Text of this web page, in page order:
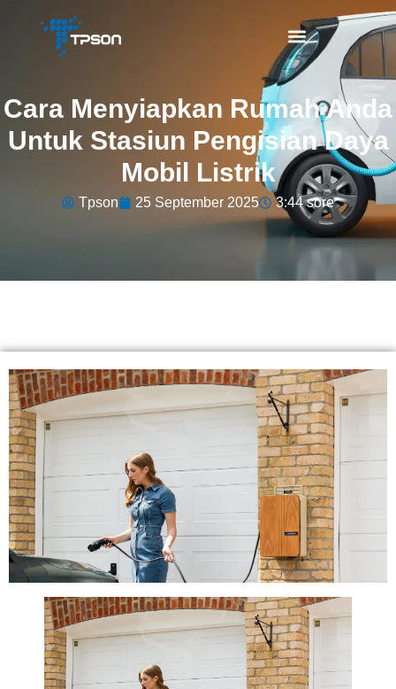
Cara Menyiapkan Rumah Anda
Untuk Stasiun Pengisian Daya
Mobil Listrik
Tpson 25 September 2025 3:44 sore